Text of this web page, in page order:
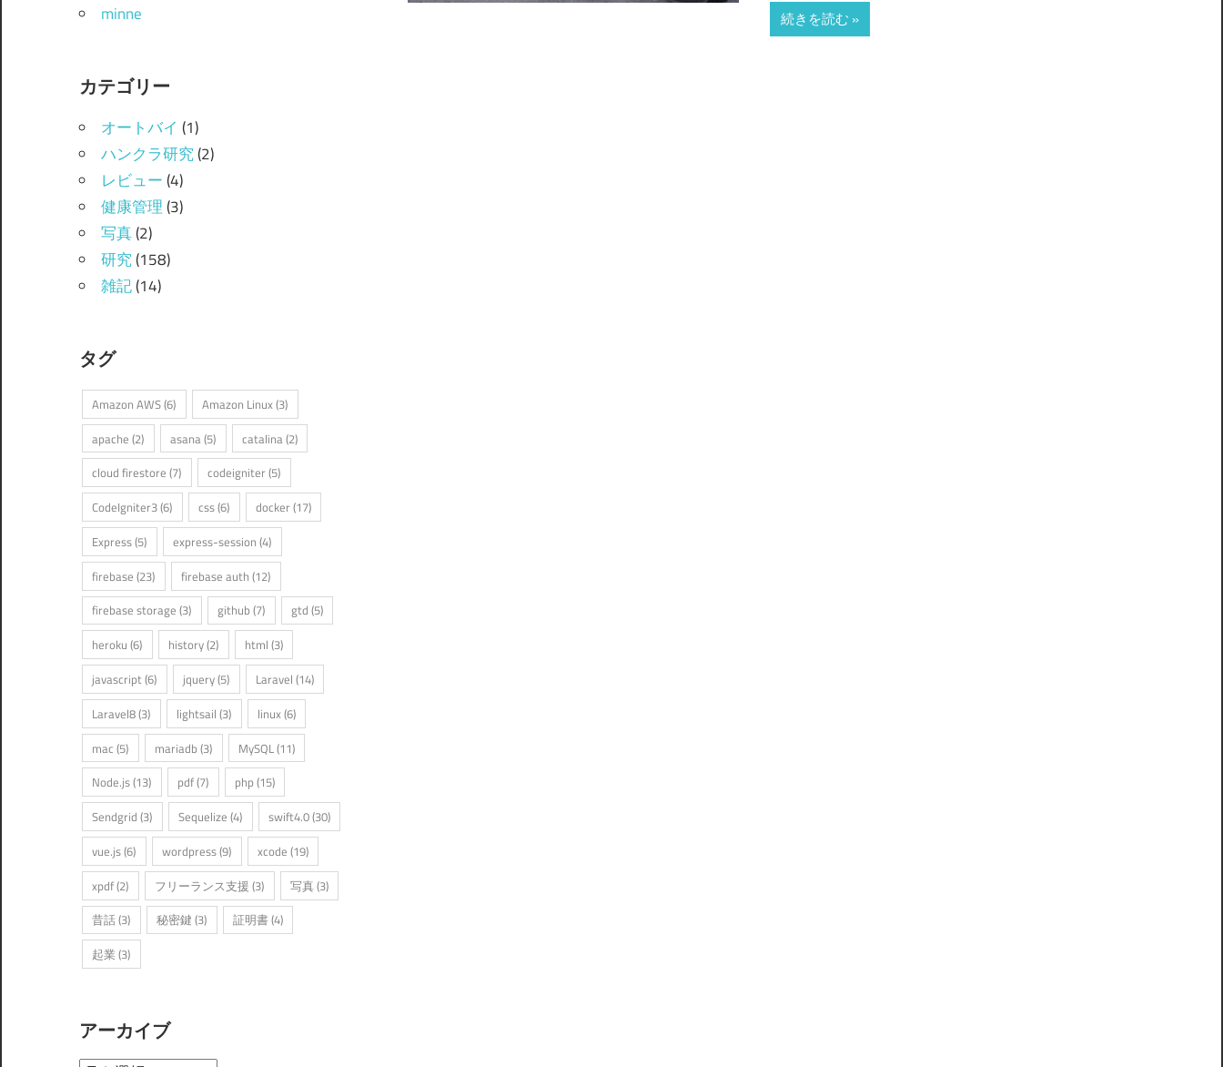
続きを読む
minne
カテゴリー
オートバイ (1)
ハンクラ研究(2)
レビュー(4)
健康管理(3)
写真(2)
研究(158)
雑記(14)
タグ
Amazon AWS(6) Amazon Linux(3)
apache (2) asana (5) catalina (2)
cloud firestore (7) codeigniter (5)
CodeIgniter3(6) css(6) docker (17)
Express(5) express-session (4)
firebase (23) firebase auth (12)
firebase storage (3) github (7) gtd (5)
heroku (6) history(2) html (3)
javascript(6) jquery(5) Laravel (14)
Laravel8(3) lightsail (3) linux(6)
mac (5) mariadb (3) MySQL(11)
Node.js(13) pdf(7) php(15)
Sendgrid (3) Sequelize (4) swift4.0(30)
vue.js(6) wordpress(9) xcode (19)
xpdf(2) フリーランス支援 (3) 写真(3)
昔話(3) 秘密鍵 (3) 証明書(4)
起業 (3)
アーカイブ